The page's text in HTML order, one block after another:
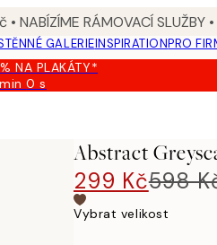
NABÍZÍME RÁMOVACÍ SLUŽBY
GALERIEINSPIRATIONPRO
NA PLAKÁTY*
0 s
Platné
Abstract
299 Kč598
Vybrat velikost